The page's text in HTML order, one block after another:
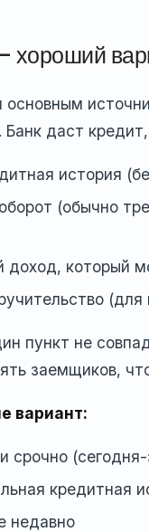
хороший
основным
даст
история
(обычно
доход, который
пункт не
заемщиков,
вариант:
срочно (сегодня-
кредитная
недавно